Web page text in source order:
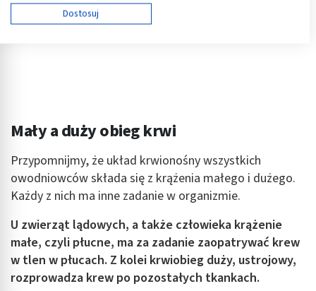
Mały a duży obieg krwi
Przypomnijmy, że układ krwionośny wszystkich
owodniowców składa się z krążenia małego i dużego.
Każdy z nich ma inne zadanie w organizmie.
U zwierząt lądowych, a także człowieka krążenie
małe, czyli płucne, ma za zadanie zaopatrywać krew
w tlen w płucach. Z kolei krwiobieg duży, ustrojowy,
rozprowadza krew po pozostałych tkankach.
Używamy Twoich danych w następujących celach:
Cele przetwarzania IAB:
Tworzenie profili w celu spersonalizowanych
reklam
Wykorzystanie profili do wyboru
spersonalizowanych reklam
Tworzenie profili w celu personalizacji treści
Wykorzystywanie profili w celu doboru
spersonalizowanych treści
Pomiar efektywności reklam
Dostosuj